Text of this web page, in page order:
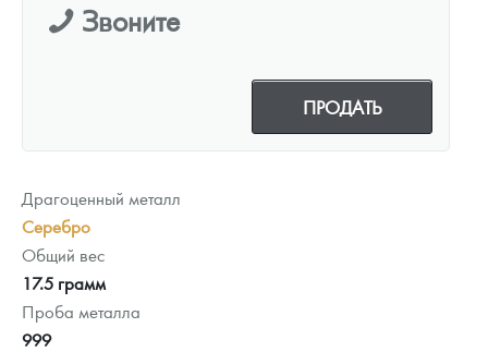
Звоните
ПРОДАТЬ
Драгоценный металл
Серебро
Общий вес
17.5 грамм
Проба металла
999